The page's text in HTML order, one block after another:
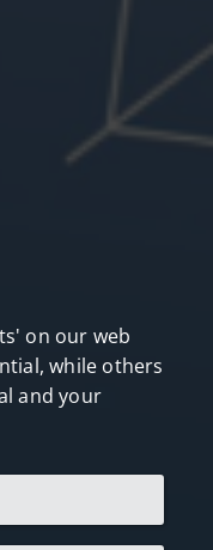
on our web
while others
and your